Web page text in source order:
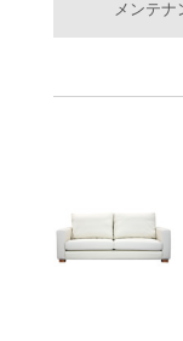
メンテナ